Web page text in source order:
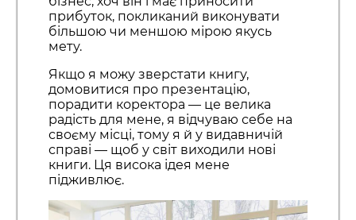
прибуток, покликаний виконувати
більшою чи меншою мірою якусь
мету.
Якщо я можу зверстати книгу,
домовитися про презентацію,
порадити коректора — це велика
радість для мене, я відчуваю себе на
своєму місці, тому я й у видавничій
справі — щоб у світ виходили нові
книги. Ця висока ідея мене
підживлює.